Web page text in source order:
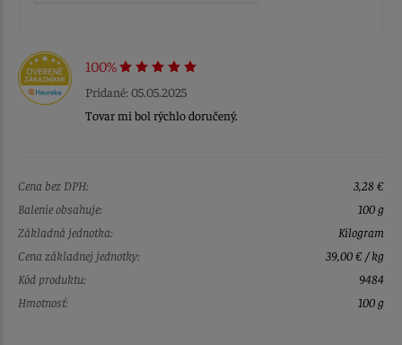
100%
Pridané: 05.05.2025
Tovar mi bol rýchlo doručený.
Cena bez DPH:
3,28 €
Balenie obsahuje:
100 g
Základná jednotka:
Kilogram
Cena základnej jednotky:
39,00 € / kg
Kód produktu:
9484
Hmotnosť:
100 g